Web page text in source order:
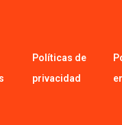
Políticas de
privacidad